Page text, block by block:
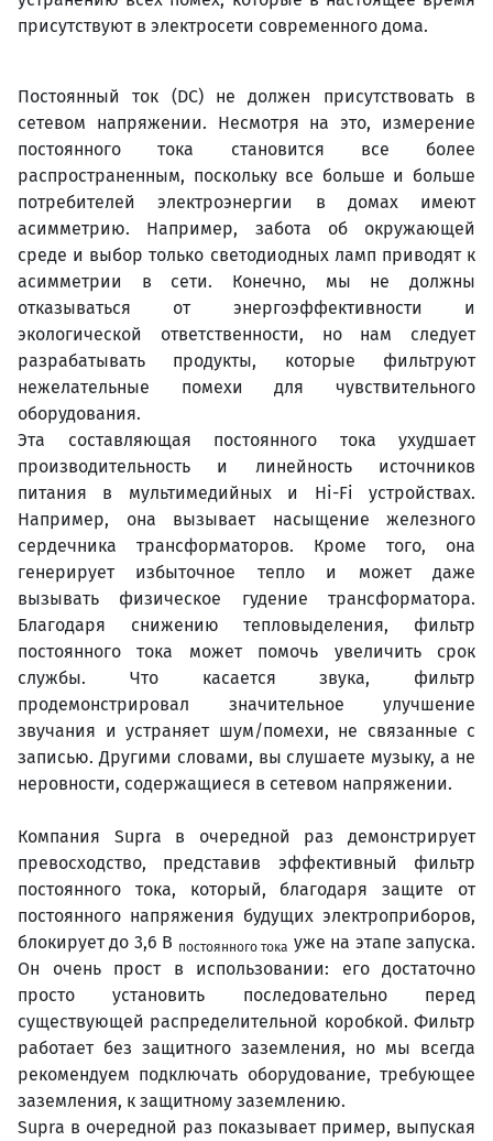
присутствуют в электросети современного дома.
Постоянный ток (DC) не должен присутствовать в
сетевом напряжении. Несмотря на это, измерение
постоянного тока становится все более
распространенным, поскольку все больше и больше
потребителей электроэнергии в домах имеют
асимметрию. Например, забота об окружающей
среде и выбор только светодиодных ламп приводят к
асимметрии в сети. Конечно, мы не должны
отказываться от энергоэффективности и
экологической ответственности, но нам следует
разрабатывать продукты, которые фильтруют
нежелательные помехи для чувствительного
оборудования.
Эта составляющая постоянного тока ухудшает
производительность и линейность источников
питания в мультимедийных и Hi-Fi устройствах.
Например, она вызывает насыщение железного
сердечника трансформаторов. Кроме того, она
генерирует избыточное тепло и может даже
вызывать физическое гудение трансформатора.
Благодаря снижению тепловыделения, фильтр
постоянного тока может помочь увеличить срок
службы. Что касается звука, фильтр
продемонстрировал значительное улучшение
звучания и устраняет шум/помехи, не связанные с
записью. Другими словами, вы слушаете музыку, а не
неровности, содержащиеся в сетевом напряжении.
Компания Supra в очередной раз демонстрирует
превосходство, представив эффективный фильтр
постоянного тока, который, благодаря защите от
постоянного напряжения будущих электроприборов,
блокирует до 3,6 В постоянного тока уже на этапе запуска.
Он очень прост в использовании: его достаточно
просто установить последовательно перед
существующей распределительной коробкой. Фильтр
работает без защитного заземления, но мы всегда
рекомендуем подключать оборудование, требующее
заземления, к защитному заземлению.
Supra в очередной раз показывает пример, выпуская